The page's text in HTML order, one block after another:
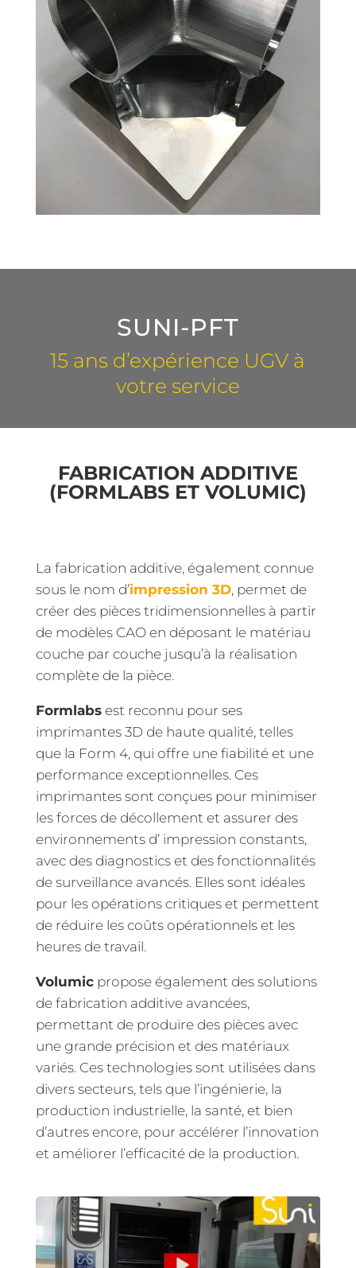
SUNI-PFT
15 ans d’expérience UGV à
votre service
FABRICATION ADDITIVE
(FORMLABS ET VOLUMIC)
La fabrication additive, également connue
sous le nom d’impression 3D, permet de
créer des pièces tridimensionnelles à partir
de modèles CAO en déposant le matériau
couche par couche jusqu’à la réalisation
complète de la pièce.
Formlabsest reconnu pour ses
imprimantes 3D de haute qualité, telles
que la Form 4, qui offre une fiabilité et une
performance exceptionnelles. Ces
imprimantes sont conçues pour minimiser
les forces de décollement et assurer des
environnements d’ impression constants,
avec des diagnostics et des fonctionnalités
de surveillance avancés. Elles sont idéales
pour les opérations critiques et permettent
de réduire les coûts opérationnels et les
heures de travail.
Volumicpropose également des solutions
de fabrication additive avancées,
permettant de produire des pièces avec
une grande précision et des matériaux
variés. Ces technologies sont utilisées dans
divers secteurs, tels que l’ingénierie, la
production industrielle, la santé, et bien
d’autres encore, pour accélérer l’innovation
et améliorer l’efficacité de la production.